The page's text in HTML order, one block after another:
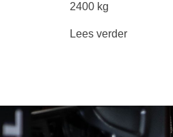
2400 kg
Lees verder